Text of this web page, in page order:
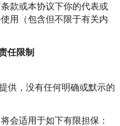
款或本协议下你的代表或
用（包含但不限于有关内
任限制
供，没有任何明确或默示的
会适用于如下有限担保：